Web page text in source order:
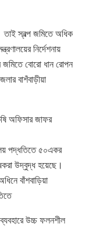
তাই স্বল্প জমিতে অধিক
নির্দেশনায়
জমিতে বোরো ধান রোপন
বাশঁবাড়ীয়া
অফিসার জাফর
পদ্ধতিতে ৫০একর
উদ্বুদ্ধ হয়েছে।
বাঁশবাড়িয়া
উচ্চ ফলনশীল